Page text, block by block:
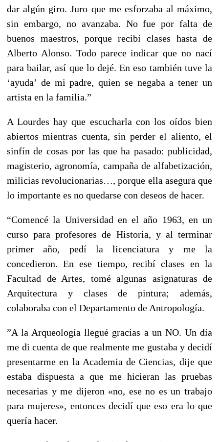
dar algún giro. Juro que me esforzaba al máximo,
sin embargo, no avanzaba. No fue por falta de
buenos maestros, porque recibí clases hasta de
Alberto Alonso. Todo parece indicar que no nací
para bailar, así que lo dejé. En eso también tuve la
‘ayuda’ de mi padre, quien se negaba a tener un
artista en la familia.”
A Lourdes hay que escucharla con los oídos bien
abiertos mientras cuenta, sin perder el aliento, el
sinfín de cosas por las que ha pasado: publicidad,
magisterio, agronomía, campaña de alfabetización,
milicias revolucionarias…, porque ella asegura que
lo importante es no quedarse con deseos de hacer.
“Comencé la Universidad en el año 1963, en un
curso para profesores de Historia, y al terminar
primer año, pedí la licenciatura y me la
concedieron. En ese tiempo, recibí clases en la
Facultad de Artes, tomé algunas asignaturas de
Arquitectura y clases de pintura; además,
colaboraba con el Departamento de Antropología.
”A la Arqueología llegué gracias a un NO. Un día
me di cuenta de que realmente me gustaba y decidí
presentarme en la Academia de Ciencias, dije que
estaba dispuesta a que me hicieran las pruebas
necesarias y me dijeron «no, ese no es un trabajo
para mujeres», entonces decidí que eso era lo que
quería hacer.